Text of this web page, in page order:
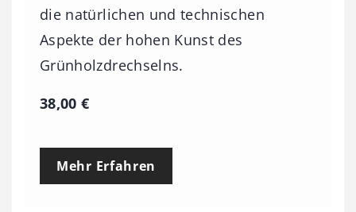
die natürlichen und technischen
Aspekte der hohen Kunst des
Grünholzdrechselns.
38,00€
Mehr Erfahren